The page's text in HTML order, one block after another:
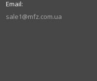
sale1@mfz.com.ua